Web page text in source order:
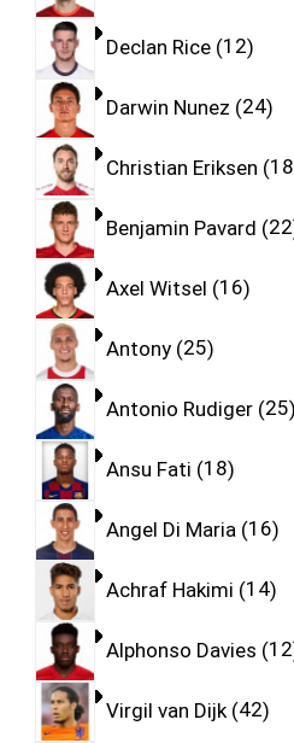
Declan Rice 12
Darwin Nunez 24
Christian Eriksen 18
Benjamin Pavard 22
Axel Witsel 16
Antony 25
Antonio Rudiger 25
Ansu Fati 18
Angel Di Maria 16
Achraf Hakimi 14
Alphonso Davies 12
Virgil van Dijk 42